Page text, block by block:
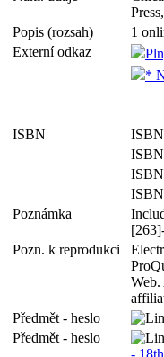
Popis (rozsah)
1
Externí odkaz
*
ISBN
ISBN
Poznámka
Pozn. k reprodukci
Web.
Předmět - heslo
Předmět - heslo
-